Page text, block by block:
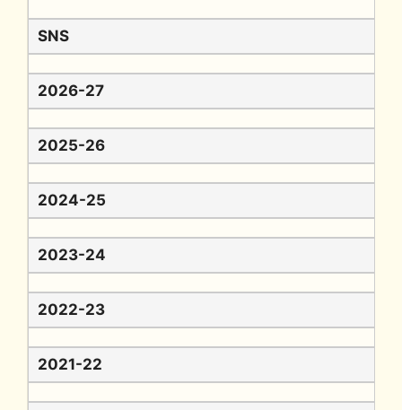
SNS
2026-27
2025-26
2024-25
2023-24
2022-23
2021-22